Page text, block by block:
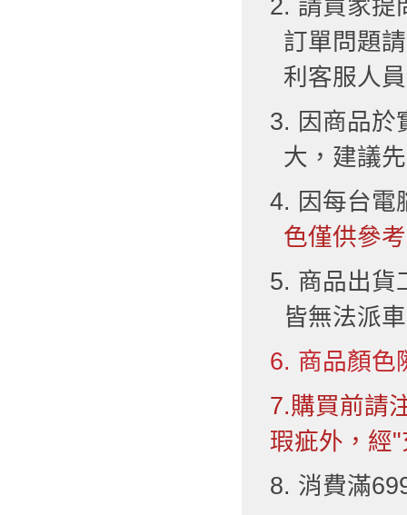
2. 請買家提
訂單問題
利客服人
3. 因商品於
大，建議
4. 因每台電
色僅供參
5. 商品出貨
皆無法派
6. 商品顏色
7.購買前請
瑕疵外，經
8. 消費滿